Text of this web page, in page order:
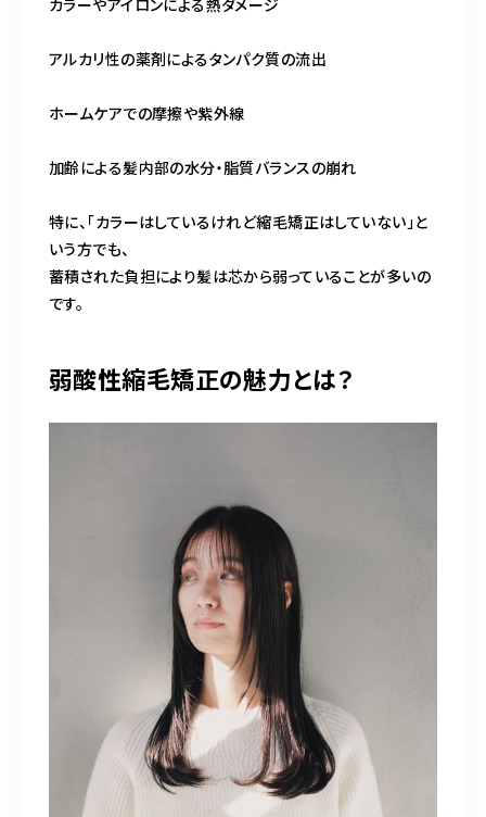
アルカリ性の薬剤によるタンパク質の流出
ホームケアでの摩擦や紫外線
加齢による髪内部の水分・脂質バランスの崩れ
特に、「カラーはしているけれど縮毛矯正はしていない」と
いう方でも、
蓄積された負担により髪は芯から弱っていることが多いの
です。
弱酸性縮毛矯正の魅力とは？